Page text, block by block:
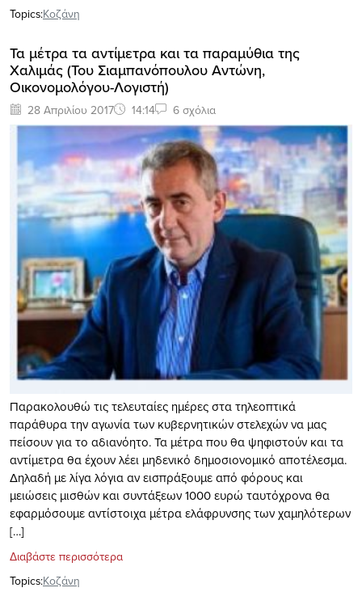
Topics:Κοζάνη
Τα μέτρα τα αντίμετρα και τα παραμύθια της
Χαλιμάς (Του Σιαμπανόπουλου Αντώνη,
Οικονομολόγου-Λογιστή)
28 Απριλίου 2017 14:14 6 σχόλια
Παρακολουθώ τις τελευταίες ημέρες στα τηλεοπτικά
παράθυρα την αγωνία των κυβερνητικών στελεχών να μας
πείσουν για το αδιανόητο. Τα μέτρα που θα ψηφιστούν και τα
αντίμετρα θα έχουν λέει μηδενικό δημοσιονομικό αποτέλεσμα.
Δηλαδή με λίγα λόγια αν εισπράξουμε από φόρους και
μειώσεις μισθών και συντάξεων 1000 ευρώ ταυτόχρονα θα
εφαρμόσουμε αντίστοιχα μέτρα ελάφρυνσης των χαμηλότερων
[…]
Διαβάστε περισσότερα
Topics:Κοζάνη